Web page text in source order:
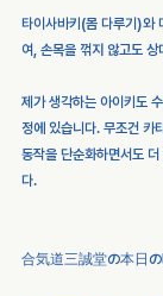
타이사바키(몸 다루기)와
여, 손목을 꺾지 않고도
제가 생각하는 아이키도
정에 있습니다. 무조건 카
동작을 단순화하면서도
다.
合気道三誠堂の本日の